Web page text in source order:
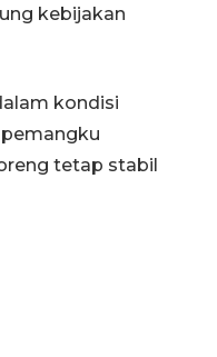
kebijakan
kondisi
tetap stabil